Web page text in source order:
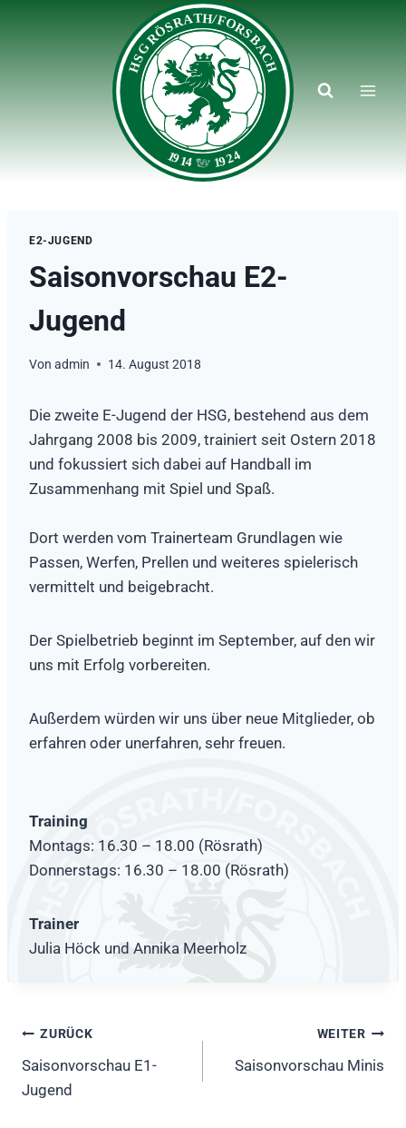
E2-JUGEND
Saisonvorschau E2-
Jugend
Von admin 14. August 2018
Die zweite E-Jugend der HSG, bestehend aus dem
Jahrgang 2008 bis 2009, trainiert seit Ostern 2018
und fokussiert sich dabei auf Handball im
Zusammenhang mit Spiel und Spaß.
Dort werden vom Trainerteam Grundlagen wie
Passen, Werfen, Prellen und weiteres spielerisch
vermittelt und beigebracht.
Der Spielbetrieb beginnt im September, auf den wir
uns mit Erfolg vorbereiten.
Außerdem würden wir uns über neue Mitglieder, ob
erfahren oder unerfahren, sehr freuen.
Training
Montags: 16.30 – 18.00 (Rösrath)
Donnerstags: 16.30 – 18.00 (Rösrath)
Trainer
Julia Höck und Annika Meerholz
Beitragsnavigation
ZURÜCK
Saisonvorschau E1-
Jugend
WEITER
Saisonvorschau Minis